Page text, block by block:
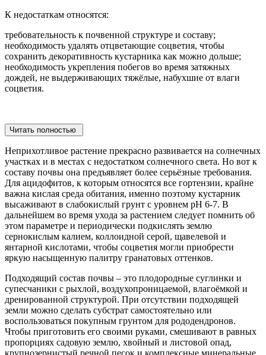
К недостаткам относятся:
требовательность к почвенной структуре и составу;
необходимость удалять отцветающие соцветия, чтобы
сохранить декоративность кустарника как можно дольше;
необходимость укрепления побегов во время затяжных
дождей, не выдерживающих тяжёлые, набухшие от влаги
соцветия.
Читать полностью
Неприхотливое растение прекрасно развивается на солнечных
участках и в местах с недостатком солнечного света. Но вот к
составу почвы она предъявляет более серьёзные требования.
Для ацидофитов, к которым относятся все гортензии, крайне
важна кислая среда обитания, именно поэтому кустарник
высаживают в слабокислый грунт с уровнем pH 6-7. В
дальнейшем во время ухода за растением следует помнить об
этом параметре и периодически подкислять землю
сернокислым калием, коллоидной серой, щавелевой и
янтарной кислотами, чтобы соцветия могли приобрести
яркую насыщенную палитру гранатовых оттенков.
Подходящий состав почвы – это плодородные суглинки и
супесчаники с рыхлой, воздухопроницаемой, влагоёмкой и
дренированной структурой. При отсутствии подходящей
земли можно сделать субстрат самостоятельно или
воспользоваться покупным грунтом для рододендронов.
Чтобы приготовить его своими руками, смешивают в равных
пропорциях садовую землю, хвойный и листовой опад,
крупнозернистый речной песок и комплексные минеральные